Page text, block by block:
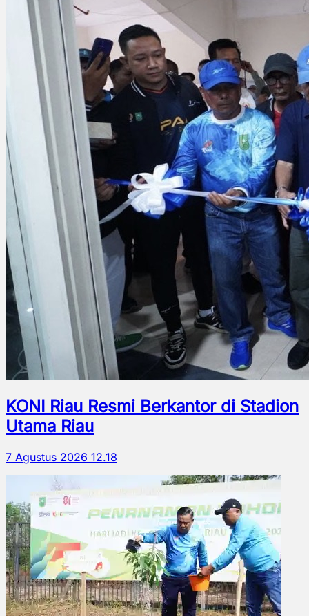
KONI Riau Resmi Berkantor di Stadion
Utama Riau
7 Agustus 2026 12.18